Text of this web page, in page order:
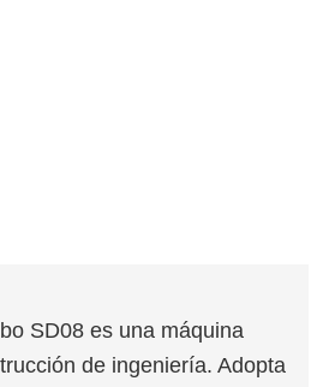
SD08 es una máquina
de ingeniería. Adopta